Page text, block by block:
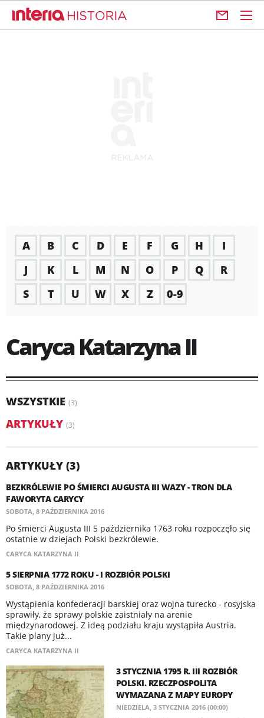
A B C D E F G H
I
J
K L M N O P Q
R
S
T U W X Z 0-9
Caryca Katarzyna II
WSZYSTKIE (3)
ARTYKUŁY (3)
ARTYKUŁY (3)
​BEZKRÓLEWIE PO ŚMIERCI AUGUSTA III WAZY - TRON DLA
FAWORYTA CARYCY
SOBOTA, 8 PAŹDZIERNIKA 2016
Po śmierci Augusta III 5 października 1763 roku rozpoczęło się
ostatnie w dziejach Polski bezkrólewie.
CARYCA KATARZYNA II
5 SIERPNIA 1772 ROKU - I ROZBIÓR POLSKI
SOBOTA, 8 PAŹDZIERNIKA 2016
Wystąpienia konfederacji barskiej oraz wojna turecko - rosyjska
sprawiły, że sprawy polskie zaistniały na arenie
międzynarodowej. Z ideą podziału kraju wystąpiła Austria.
Takie plany już...
CARYCA KATARZYNA II
3 STYCZNIA 1795 R. III ROZBIÓR
POLSKI. RZECZPOSPOLITA
WYMAZANA Z MAPY EUROPY
NIEDZIELA, 3 STYCZNIA 2016 (00:00)